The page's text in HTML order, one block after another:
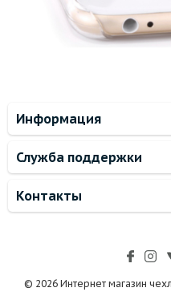
Информация
Служба поддержки
Контакты
© 2026 Интернет магазин